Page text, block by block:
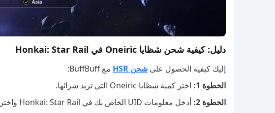
دليل: كيفية شحن شظايا Oneiric في Honkai: Star Rail
إليك كيفية الحصول على شحن HSR
مع BuffBuff:
الخطوة 1:
اختر كمية شظايا Oneiric التي تريد شرائها.
الخطوة 2:
أدخل معلومات UID الخاص بك في Honkai: Star Rail واختر منطقتك.